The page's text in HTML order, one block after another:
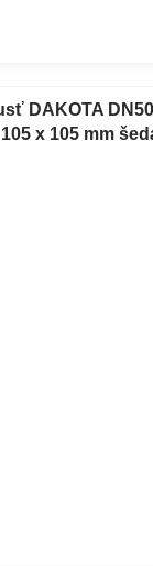
DAKOTA
105 x 105 mm